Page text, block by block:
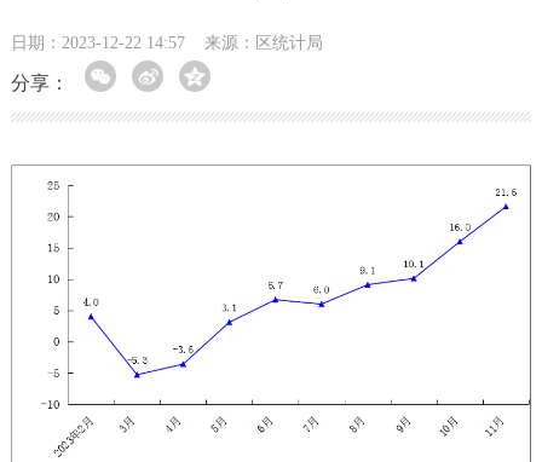
日期：2023-12-22 14:57 来源：区统计局
分享：